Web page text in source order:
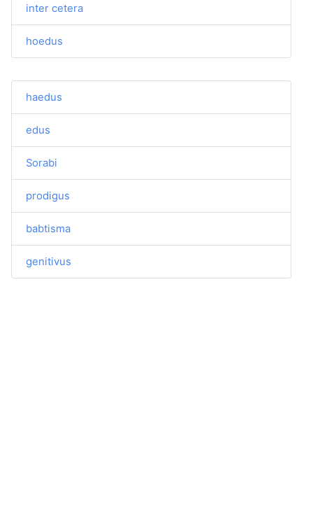
inter cetera
hoedus
haedus
edus
Sorabi
prodigus
babtisma
genitivus